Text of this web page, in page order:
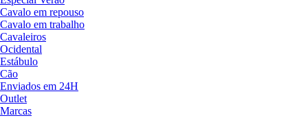
Cavalo em repouso
Cavalo em trabalho
Cavaleiros
Ocidental
Estábulo
Cão
Enviados em 24H
Outlet
Marcas